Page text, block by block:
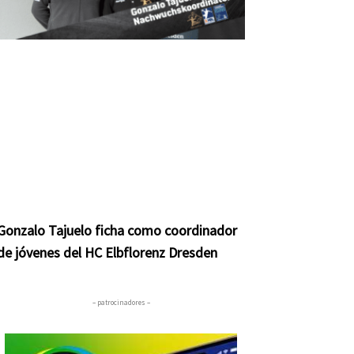
Tajuelo ficha como coordinador
jóvenes del HC Elbflorenz Dresden
– patrocinadores –